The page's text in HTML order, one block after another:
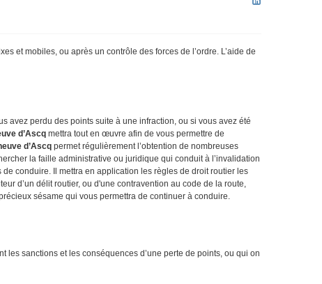
et mobiles, ou après un contrôle des forces de l’ordre. L’aide de
avez perdu des points suite à une infraction, ou si vous avez été
d’Ascq mettra tout en œuvre afin de vous permettre de
d’Ascq permet régulièrement l’obtention de nombreuses
la faille administrative ou juridique qui conduit à l’invalidation
conduire. Il mettra en application les règles de droit routier les
d’un délit routier, ou d'une contravention au code de la route,
sésame qui vous permettra de continuer à conduire.
sanctions et les conséquences d’une perte de points, ou qui on